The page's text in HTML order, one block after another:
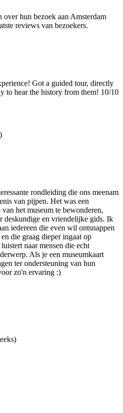
hun bezoek aan Amsterdam
reviews van bezoekers.
Got a guided tour, directly
to hear the history from them! 10/10
rondleiding die ons meenam
van pijpen. Het was een
het museum te bewonderen,
deskundige en vriendelijke gids. Ik
iedereen die even wil ontsnappen
die graag dieper ingaat op
naar mensen die echt
Als je een museumkaart
ter ondersteuning van hun
zo'n ervaring :)